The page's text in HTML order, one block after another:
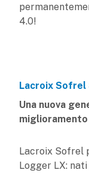
4.0!
Lacroix Sofrel
Una nuova
Lacroix Sofrel
Logger LX: